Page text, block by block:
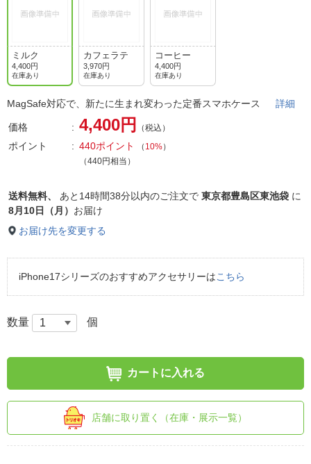
ミルク
4,400円
在庫あり
カフェラテ
3,970円
在庫あり
コーヒー
4,400円
在庫あり
MagSafe対応で、新たに生まれ変わった定番スマホケース 詳細
価格 4,400円 （税込）
ポイント 440ポイント （ 10%）
（440円相当）
送料無料、 あと 14時間38分以内のご注文で 東京都豊島区東池袋 に
8月10日（月） お届け
お届け先を変更する
iPhone17シリーズのおすすめアクセサリーはこちら
数量 個
カートに入れる
店舗に取り置く（在庫・展示一覧）